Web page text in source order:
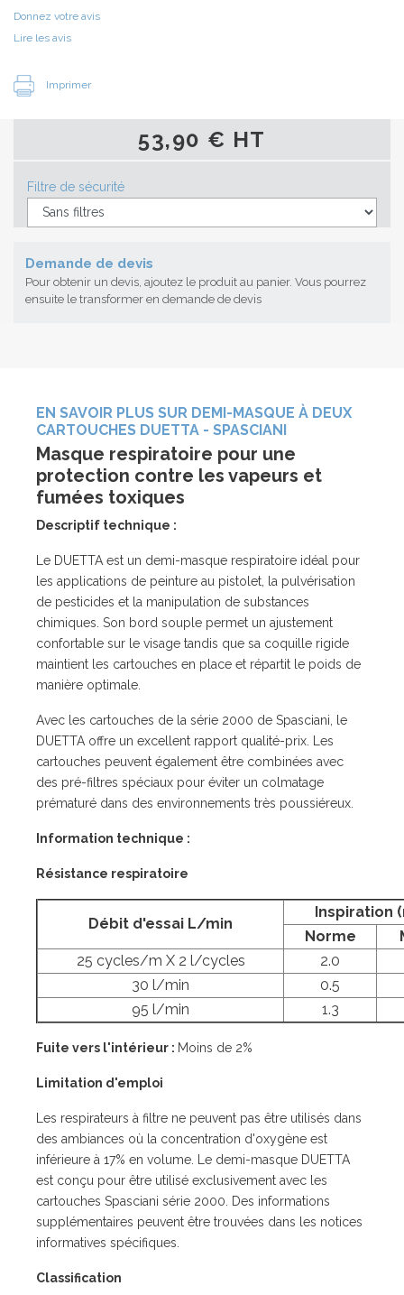
Donnez votre avis
Lire les avis
Imprimer
53,90 € HT
Filtre de sécurité
Demande de devis
Pour obtenir un devis, ajoutez le produit au panier. Vous pourrez
ensuite le transformer en demande de devis
EN SAVOIR PLUS SUR DEMI-MASQUE À DEUX
CARTOUCHES DUETTA - SPASCIANI
Masque respiratoire pour une
protection contre les vapeurs et
fumées toxiques
Descriptif technique :
Le DUETTA est un demi-masque respiratoire idéal pour
les applications de peinture au pistolet, la pulvérisation
de pesticides et la manipulation de substances
chimiques. Son bord souple permet un ajustement
confortable sur le visage tandis que sa coquille rigide
maintient les cartouches en place et répartit le poids de
manière optimale.
Avec les cartouches de la série 2000 de Spasciani, le
DUETTA offre un excellent rapport qualité-prix. Les
cartouches peuvent également être combinées avec
des pré-filtres spéciaux pour éviter un colmatage
prématuré dans des environnements très poussiéreux.
Information technique :
Résistance respiratoire
Débit d'essai L/min
Inspiration
Norme
25 cycles/m X 2 l/cycles
2.0
30 l/min
0.5
95 l/min
1.3
Fuite vers l'intérieur : Moins de 2%
Limitation d'emploi
Les respirateurs à filtre ne peuvent pas être utilisés dans
des ambiances où la concentration d'oxygène est
inférieure à 17% en volume. Le demi-masque DUETTA
est conçu pour être utilisé exclusivement avec les
cartouches Spasciani série 2000. Des informations
supplémentaires peuvent être trouvées dans les notices
informatives spécifiques.
Classification